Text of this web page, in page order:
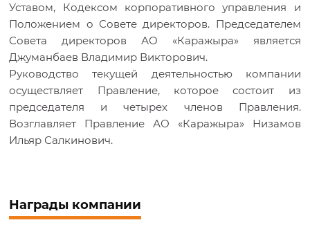
Уставом, Кодексом корпоративного управления и
Положением о Совете директоров. Председателем
Совета директоров АО «Каражыра» является
Джуманбаев Владимир Викторович.
Руководство текущей деятельностью компании
осуществляет Правление, которое состоит из
председателя и четырех членов Правления.
Возглавляет Правление АО «Каражыра» Низамов
Ильяр Салкинович.
Награды компании